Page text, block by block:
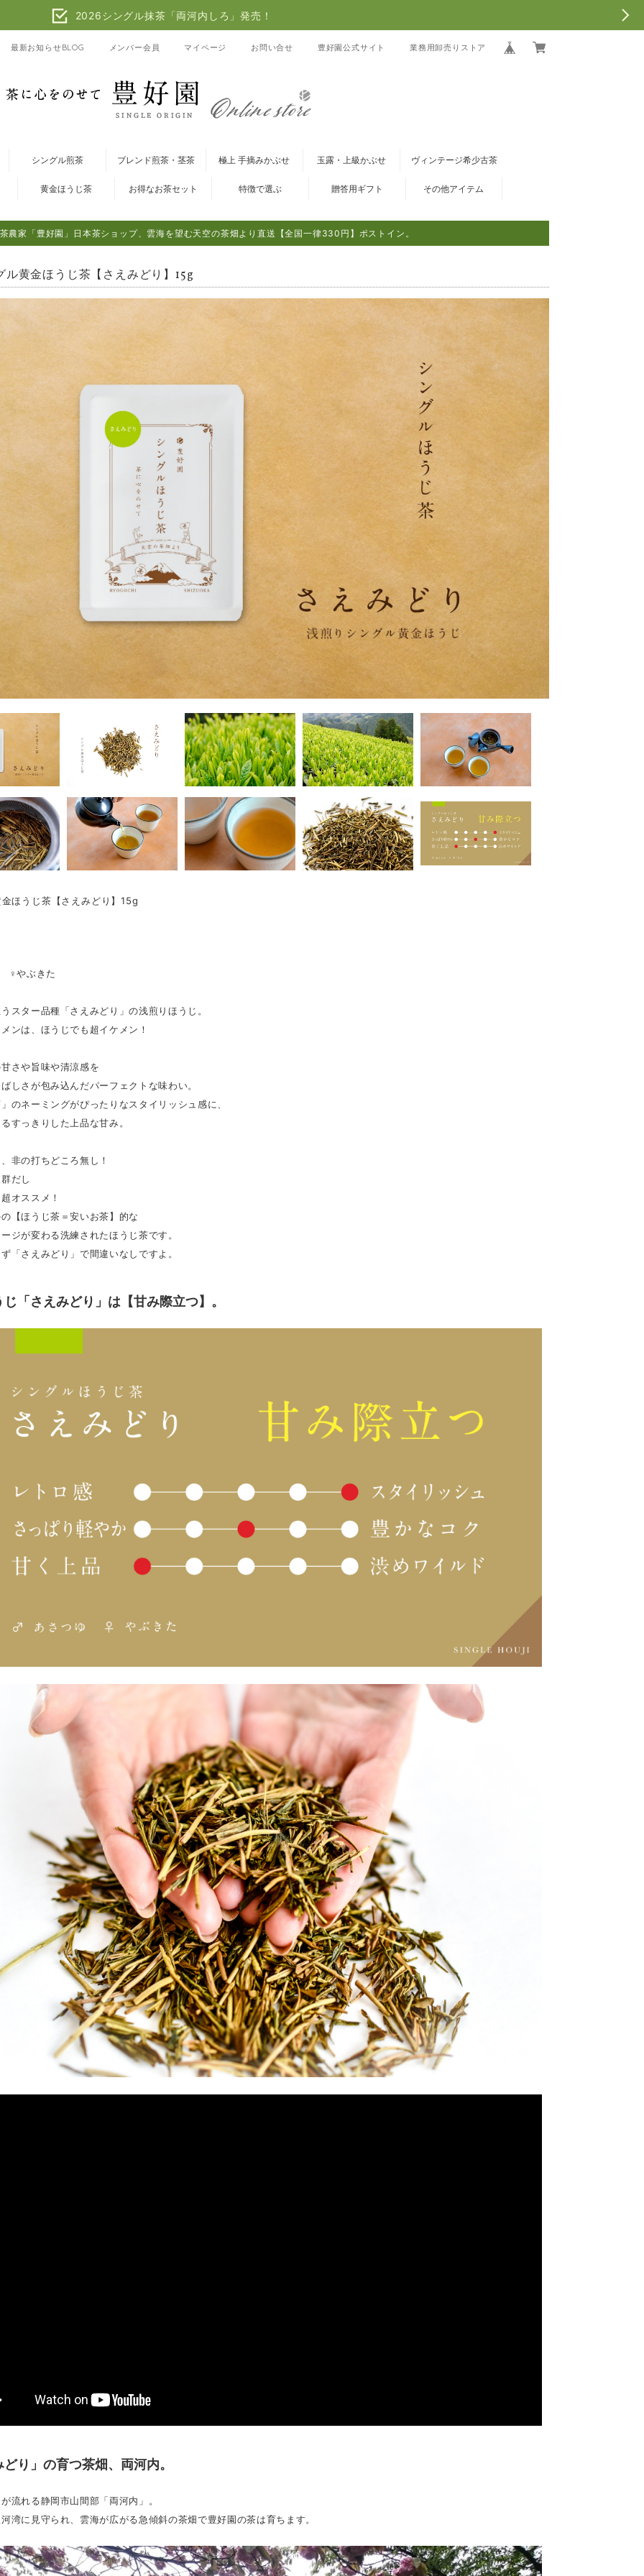
2026シングル抹茶「両河内しろ」発売！
最新お知らせBLOG メンバー会員 マイページ お問い合せ 豊好園公式サイト 業務用卸売りストア
シングル煎茶 ブレンド煎茶・茎茶 極上 手摘みかぶせ 玉露・上級かぶせ ヴィンテージ希少古茶
黄金ほうじ茶 お得なお茶セット 特徴で選ぶ 贈答用ギフト その他アイテム
農家「豊好園」日本茶ショップ、雲海を望む天空の茶畑より直送【全国一律330円】ポストイン。
ル黄金ほうじ茶【さえみどり】15g
ほうじ茶【さえみどり】15g
♀やぶきた
スター品種「さえみどり」の浅煎りほうじ。
ンは、ほうじでも超イケメン！
さや旨味や清涼感を
しさが包み込んだパーフェクトな味わい。
のネーミングがぴったりなスタイリッシュ感に、
すっきりした上品な甘み。
非の打ちどころ無し！
だし
オススメ！
【ほうじ茶＝安いお茶】的な
ジが変わる洗練されたほうじ茶です。
「さえみどり」で間違いなしですよ。
「さえみどり」は【甘み際立つ】。
り」の育つ茶畑、両河内。
流れる静岡市山間部「両河内」。
湾に見守られ、雲海が広がる急傾斜の茶畑で豊好園の茶は育ちます。